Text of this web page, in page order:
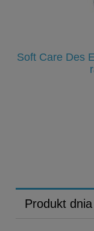
Soft Care Des
Produkt dnia